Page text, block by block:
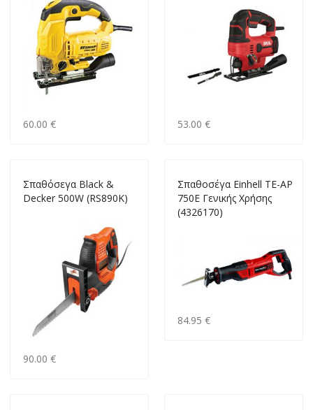
60.00 € 53.00 €
Σπαθόσεγα Black &
Decker 500W (RS890K)
90.00 €
Σπαθοσέγα Einhell TE-AP
750E Γενικής Χρήσης
(4326170)
84.95 €